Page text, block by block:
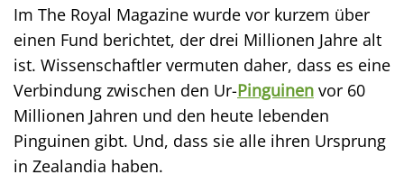
Im The Royal Magazine wurde vor kurzem über
einen Fund berichtet, der drei Millionen Jahre alt
ist. Wissenschaftler vermuten daher, dass es eine
Verbindung zwischen den Ur-Pinguinen vor 60
Millionen Jahren und den heute lebenden
Pinguinen gibt. Und, dass sie alle ihren Ursprung
in Zealandia haben.